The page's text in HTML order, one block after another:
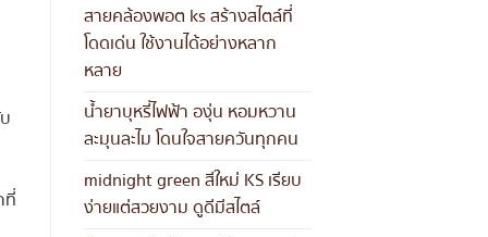
ที่
สายคล้องพอต ks สร้างสไตล์ที่
โดดเด่น ใช้งานได้อย่างหลาก
หลาย
น้ำยาบุหรี่ไฟฟ้า องุ่น หอมหวาน
ละมุนละไม โดนใจสายควันทุกคน
midnight green สีใหม่ KS เรียบ
ง่ายแต่สวยงาม ดูดีมีสไตล์